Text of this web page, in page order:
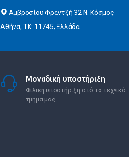
Αμβροσίου Φραντζή 32 Ν. Κόσμος
Αθήνα, ΤΚ: 11745, Ελλάδα
Μοναδική υποστήριξη
Φιλική υποστήριξη από το τεχνικό
τμήμα μας